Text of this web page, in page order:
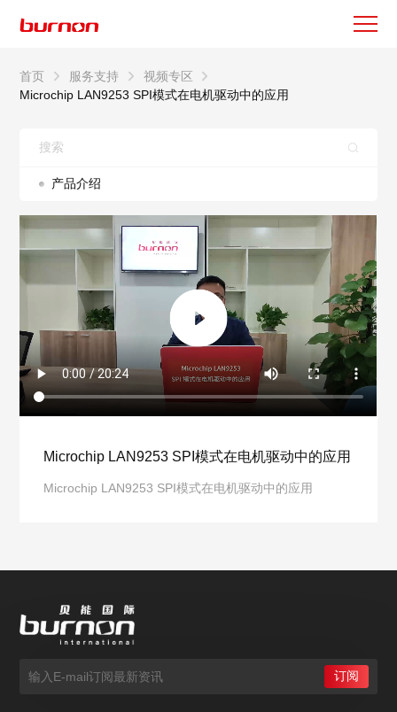
首页 服务支持
视频专区
Microchip LAN9253 SPI模式在电机驱动中的应用
产品介绍
Microchip LAN9253 SPI模式在电机驱动中的应用
Microchip LAN9253 SPI模式在电机驱动中的应用